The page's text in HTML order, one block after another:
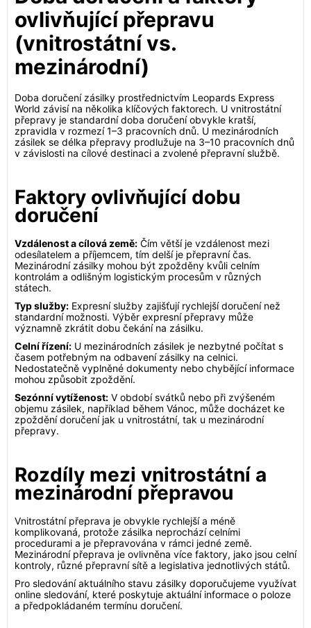
ovlivňující přepravu
(vnitrostátní vs.
mezinárodní)
Doba doručení zásilky prostřednictvím Leopards Express
World závisí na několika klíčových faktorech. U vnitrostátní
přepravy je standardní doba doručení obvykle kratší,
zpravidla v rozmezí 1–3 pracovních dnů. U mezinárodních
zásilek se délka přepravy prodlužuje na 3–10 pracovních dnů
v závislosti na cílové destinaci a zvolené přepravní službě.
Faktory ovlivňující dobu
doručení
Vzdálenost a cílová země: Čím větší je vzdálenost mezi
odesílatelem a příjemcem, tím delší je přepravní čas.
Mezinárodní zásilky mohou být zpožděny kvůli celním
kontrolám a odlišným logistickým procesům v různých
státech.
Typ služby: Expresní služby zajišťují rychlejší doručení než
standardní možnosti. Výběr expresní přepravy může
významně zkrátit dobu čekání na zásilku.
Celní řízení: U mezinárodních zásilek je nezbytné počítat s
časem potřebným na odbavení zásilky na celnici.
Nedostatečně vyplněné dokumenty nebo chybějící informace
mohou způsobit zpoždění.
Sezónní vytíženost: V období svátků nebo při zvýšeném
objemu zásilek, například během Vánoc, může docházet ke
zpoždění doručení jak u vnitrostátní, tak u mezinárodní
přepravy.
Rozdíly mezi vnitrostátní a
mezinárodní přepravou
Vnitrostátní přeprava je obvykle rychlejší a méně
komplikovaná, protože zásilka neprochází celními
procedurami a je přepravována v rámci jedné země.
Mezinárodní přeprava je ovlivněna více faktory, jako jsou celní
kontroly, různé přepravní sítě a legislativa jednotlivých států.
Pro sledování aktuálního stavu zásilky doporučujeme využívat
online sledování, které poskytuje aktuální informace o poloze
a předpokládaném termínu doručení.